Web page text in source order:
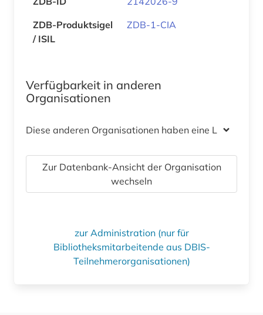
ZDB-Produktsigel
/ ISIL
ZDB-1-CIA
Verfügbarkeit in anderen
Organisationen
Diese anderen Organisationen haben eine Lizenz
Zur Datenbank-Ansicht der Organisation
wechseln
zur Administration (nur für
Bibliotheksmitarbeitende aus DBIS-
Teilnehmerorganisationen)